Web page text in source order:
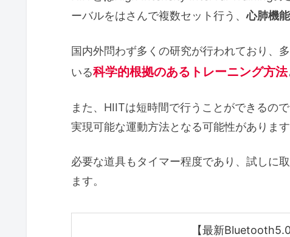
ーバルをはさんで複数セット行う、心肺機
国内外問わず多くの研究が行われており、
いる科学的根拠のあるトレーニング方法
また、HIITは短時間で行うことができるの
実現可能な運動方法となる可能性があります
必要な道具もタイマー程度であり、試しに
ます。
【最新